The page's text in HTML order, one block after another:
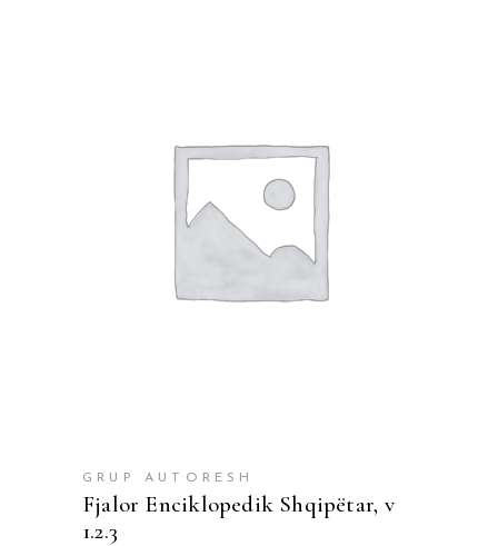
SHTOJE NË SHPORTË
GRUP AUTORESH
Fjalor Enciklopedik Shqipëtar, v
1.2.3